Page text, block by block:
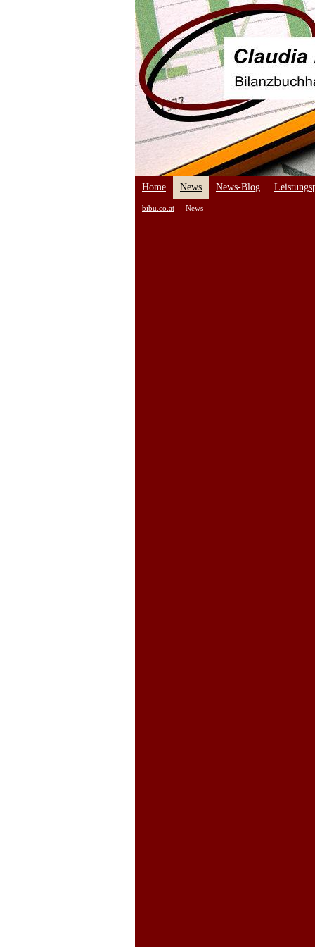
Home News News-Blog
bibu.co.at News